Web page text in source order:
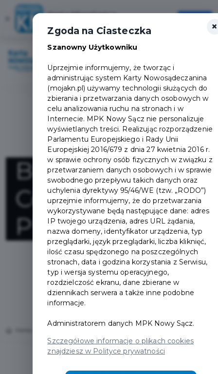
Karta Mieszkańca
Szybciej, wygodniej, zawsze pod ręką
BOHEMA
Colore -
×
Zgoda na Ciasteczka
Szanowny Użytkowniku
Uprzejmie informujemy, że tworząc i
administrując system Karty Nowosądeczanina
(mojakn.pl) używamy technologii służących do
zbierania i przetwarzania danych osobowych w
celu analizowania ruchu na stronach i w
Internecie. MPK Nowy Sącz nie personalizuje
wyświetlanych treści. Realizując rozporządzenie
Parlamentu Europejskiego i Rady Unii
Europejskiej 2016/679 z dnia 27 kwietnia 2016 r.
w sprawie ochrony osób fizycznych w związku z
przetwarzaniem danych osobowych i w sprawie
swobodnego przepływu takich danych oraz
uchylenia dyrektywy 95/46/WE (tzw. „RODO”)
uprzejmie informujemy, że do przetwarzania
wykorzystywane będą następujące dane: adres
IP twojego urządzenia, adres URL żądania,
nazwa domeny, identyfikator urządzenia, typ
przeglądarki, język przeglądarki, liczba kliknięć,
ilość czasu spędzonego na poszczególnych
stronach, data i godzina korzystania z Serwisu,
typ i wersja systemu operacyjnego,
rozdzielczość ekranu, dane zbierane w
dziennikach serwera a także inne podobne
informacje.
Administratorem danych MPK Nowy Sącz.
Szczegółowe informacje o plikach cookies
znajdziesz w Polityce prywatności